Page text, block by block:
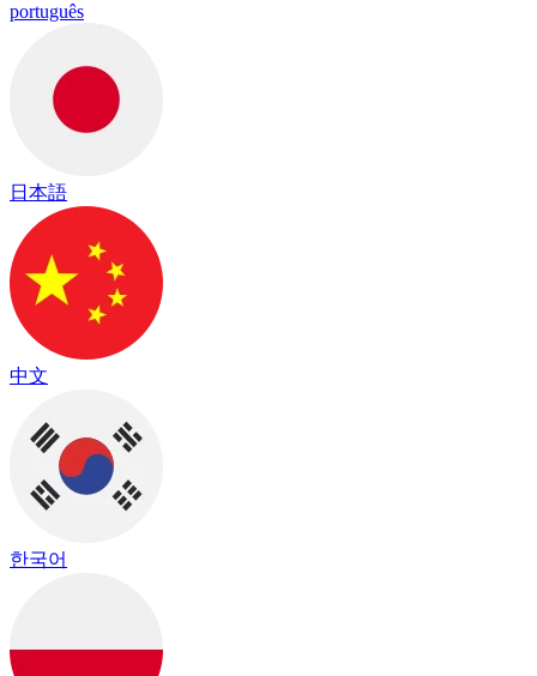
português
日本語
中文
한국어